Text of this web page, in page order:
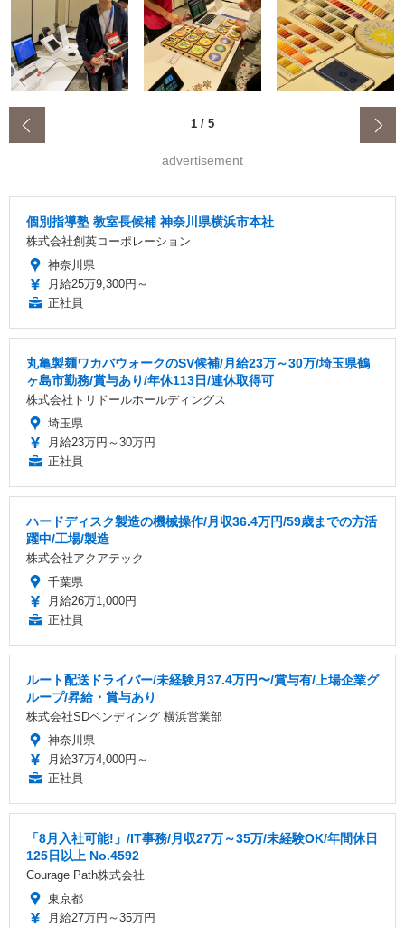
1 / 5
advertisement
個別指導塾 教室長候補 神奈川県横浜市本社
株式会社創英コーポレーション
神奈川県
月給25万9,300円～
正社員
丸亀製麺ワカバウォークのSV候補/月給23万～30万/埼玉県鶴
ヶ島市勤務/賞与あり/年休113日/連休取得可
株式会社トリドールホールディングス
埼玉県
月給23万円～30万円
正社員
ハードディスク製造の機械操作/月収36.4万円/59歳までの方活
躍中/工場/製造
株式会社アクアテック
千葉県
月給26万1,000円
正社員
ルート配送ドライバー/未経験月37.4万円〜/賞与有/上場企業グ
ループ/昇給・賞与あり
株式会社SDベンディング 横浜営業部
神奈川県
月給37万4,000円～
正社員
「8月入社可能!」/IT事務/月収27万～35万/未経験OK/年間休日
125日以上 No.4592
Courage Path株式会社
東京都
月給27万円～35万円